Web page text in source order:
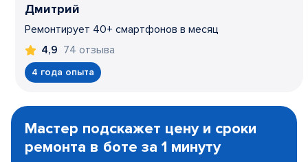
Дмитрий
Ремонтирует 40+ смартфонов в месяц
4,9 74 отзыва
4 года опыта
1
Мастер подскажет цену и сроки
ремонта в боте за 1 минуту